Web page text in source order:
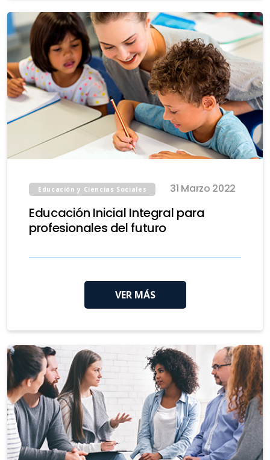
Educación y Ciencias Sociales 31 Marzo 2022
Educación Inicial Integral para
profesionales del futuro
VER MÁS